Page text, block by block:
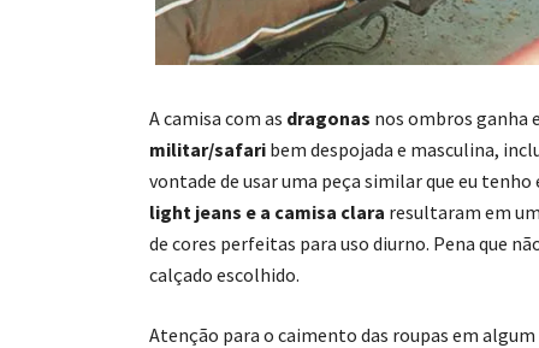
A camisa com as dragonas nos ombros ganha
militar/safari bem despojada e masculina,
vontade de usar uma peça similar que eu tenho
light jeans e a camisa clara resultaram em
de cores perfeitas para uso diurno. Pena que
calçado escolhido.
Atenção para o caimento das roupas em algum